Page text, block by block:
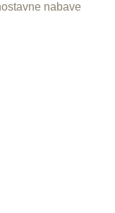
nabave